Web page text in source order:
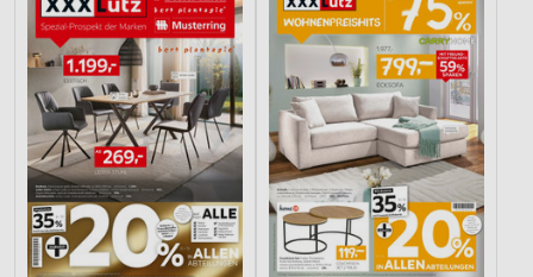
Entwicklung und Verbesserung der Angebote
Verwendung reduzierter Daten zur Auswahl von
Inhalten
IAB-Besonderheiten:
Verwendung genauer Standortdaten
Geräte anhand von aktiv angeforderten
Informationen identifizieren